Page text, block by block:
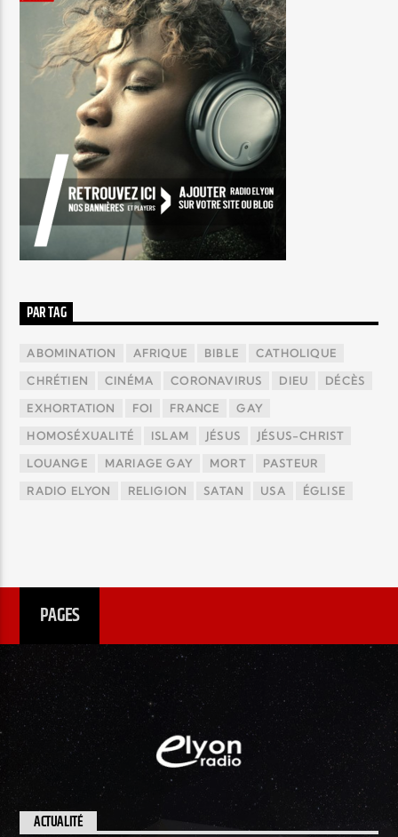
PAR TAG
ABOMINATION AFRIQUE BIBLE CATHOLIQUE
CHRÉTIEN CINÉMA CORONAVIRUS DIEU DÉCÈS
EXHORTATION FOI FRANCE GAY
HOMOSÉXUALITÉ ISLAM JÉSUS JÉSUS-CHRIST
LOUANGE MARIAGE GAY MORT PASTEUR
RADIO ELYON RELIGION SATAN USA ÉGLISE
PAGES
ACTUALITÉ